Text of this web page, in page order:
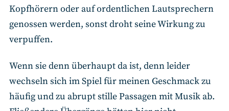
Kopfhörern oder auf ordentlichen Lautsprechern
genossen werden, sonst droht seine Wirkung zu
verpuffen.
Wenn sie denn überhaupt da ist, denn leider
wechseln sich im Spiel für meinen Geschmack zu
häufig und zu abrupt stille Passagen mit Musik ab.